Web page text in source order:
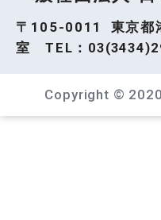
〒105-0011 東京都
室 TEL：
Copyright ©